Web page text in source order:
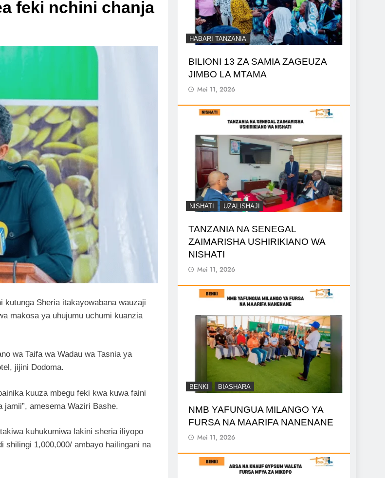
feki nchini chanja
Sheria itakayowabana wauzaji
makosa ya uhujumu uchumi kuanzia
wa Taifa wa Wadau wa Tasnia ya
jijini Dodoma.
kuuza mbegu feki kwa kuwa faini
amesema Waziri Bashe.
kuhukumiwa lakini sheria iliyopo
shilingi 1,000,000/ ambayo hailingani na
HABARI TANZANIA
BILIONI 13 ZA SAMIA ZAGEUZA
JIMBO LA MTAMA
Mei 11, 2026
NISHATI UZALISHAJI
TANZANIA NA SENEGAL
ZAIMARISHA USHIRIKIANO WA
NISHATI
Mei 11, 2026
BENKI BIASHARA
NMB YAFUNGUA MILANGO YA
FURSA NA MAARIFA NANENANE
Mei 11, 2026